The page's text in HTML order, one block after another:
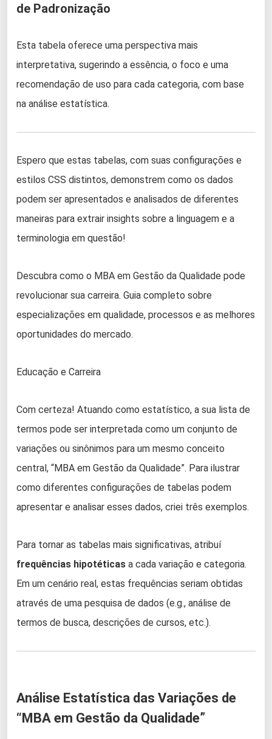
de Padronização
Esta tabela oferece uma perspectiva mais
interpretativa, sugerindo a essência, o foco e uma
recomendação de uso para cada categoria, com base
na análise estatística.
Espero que estas tabelas, com suas configurações e
estilos CSS distintos, demonstrem como os dados
podem ser apresentados e analisados de diferentes
maneiras para extrair insights sobre a linguagem e a
terminologia em questão!
Descubra como o MBA em Gestão da Qualidade pode
revolucionar sua carreira. Guia completo sobre
especializações em qualidade, processos e as melhores
oportunidades do mercado.
Educação e Carreira
Com certeza! Atuando como estatístico, a sua lista de
termos pode ser interpretada como um conjunto de
variações ou sinônimos para um mesmo conceito
central, “MBA em Gestão da Qualidade”. Para ilustrar
como diferentes configurações de tabelas podem
apresentar e analisar esses dados, criei três exemplos.
Para tornar as tabelas mais significativas, atribuí
frequências hipotéticas a cada variação e categoria.
Em um cenário real, estas frequências seriam obtidas
através de uma pesquisa de dados (e.g., análise de
termos de busca, descrições de cursos, etc.).
Análise Estatística das Variações de
“MBA em Gestão da Qualidade”